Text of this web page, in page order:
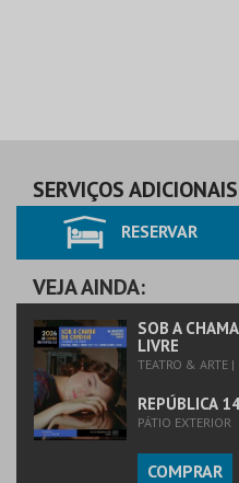
SERVIÇOS ADICIONAIS
RESERVAR
VEJA AINDA:
SOB A
LIVRE
TEATRO & ARTE |
REPÚBLICA
PÁTIO EXTERIOR
COMPRAR